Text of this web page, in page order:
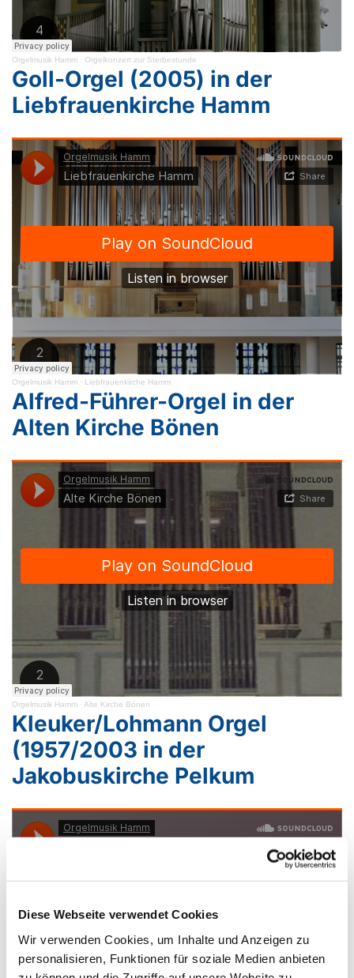
Diese Webseite verwendet Cookies
Wir verwenden Cookies, um Inhalte und Anzeigen zu
personalisieren, Funktionen für soziale Medien anbieten
Orgelmusik Hamm · Orgelkonzert zur Sterbestunde
Goll-Orgel (2005) in der
Liebfrauenkirche Hamm
Orgelmusik Hamm · Liebfrauenkirche Hamm
Alfred-Führer-Orgel in der
Alten Kirche Bönen
Orgelmusik Hamm · Alte Kirche Bönen
Kleuker/Lohmann Orgel
(1957/2003 in der
Jakobuskirche Pelkum